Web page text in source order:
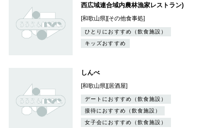
西広域連合域内農林漁家レストラン)
[和歌山県][その他食事処]
ひとりにおすすめ（飲食施設）
キッズおすすめ
しんべ
[和歌山県][居酒屋]
デートにおすすめ（飲食施設）
接待におすすめ（飲食施設）
女子会におすすめ（飲食施設）